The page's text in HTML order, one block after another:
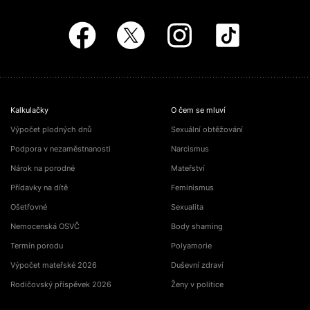
Kalkulačky
Výpočet plodných dnů
Podpora v nezaměstnanosti
Nárok na porodné
Přídavky na dítě
Ošetřovné
Nemocenská OSVČ
Termín porodu
Výpočet mateřské 2026
Rodičovský příspěvek 2026
O čem se mluví
Sexuální obtěžování
Narcismus
Mateřství
Feminismus
Sexualita
Body shaming
Polyamorie
Duševní zdraví
Ženy v politice